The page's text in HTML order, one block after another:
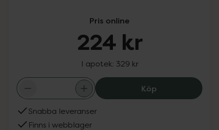
Pris online
224 kr
I apotek: 329 kr
KöpMonthlyCup
Snabba leveranser
Finns i webblager